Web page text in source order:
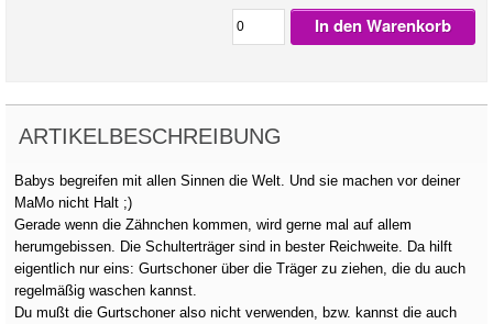
In den Warenkorb
ARTIKELBESCHREIBUNG
Babys begreifen mit allen Sinnen die Welt. Und sie machen vor deiner
MaMo nicht Halt ;)
Gerade wenn die Zähnchen kommen, wird gerne mal auf allem
herumgebissen. Die Schulterträger sind in bester Reichweite. Da hilft
eigentlich nur eins: Gurtschoner über die Träger zu ziehen, die du auch
regelmäßig waschen kannst.
Du mußt die Gurtschoner also nicht verwenden, bzw. kannst die auch